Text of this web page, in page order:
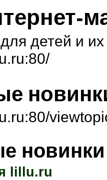
детей и
новинки
lillu.ru